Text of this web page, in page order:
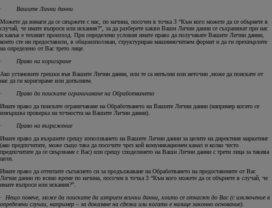
· Вашите Лични данни
Можете да винаги да се свържете с нас, по начина, посочен в точка 3 “Към кого можете да се обърнете в
случай, че имате въпроси или искания?”, за да разберете какви Ваши Лични данни се съхраняват при нас
и какъв е техният произход. При определени условия имате право да получавате Вашите Лични данни,
които сте ни предоставили, в общоизползван, структуриран машинночитаем формат и да ги прехвърлите
на определено от Вас трето лице.
· Право на коригиране
Ако установите грешки във Вашите Лични данни, или те са непълни или неточни ,може да поискате от
нас да ги коригираме или допълним.
· Право да поискате ограничаване на Обработването
Имате право да поискате ограничаване на Обработването на Вашите Лични данни (например когато се
извършва проверка на точността на Вашите Лични данни).
· Право на възражение
Имате право да възразите срещу използването на Вашите Лични данни за целите на директния маркетинг
(ако предпочитате, може също така да посочите чрез кой комуникационен канал и колко често
предпочитате да се свързваме с Вас) или срещу споделянето на Ваши Лични данни с трети лица за такива
цели.
Имате право да оттеглите съгласието си за продължаване на Обработването на предоставените от Вас
Лични данни по всяко време по начина, посочен в точка 3 “Към кого можете да се обърнете в случай, че
имате въпроси или искания?”.
· Нещо повече, може да поискате да изтрием всички данни, които се отнасят до Вас (с изключение в
определени случаи, например – за доказвне на сделка или когато е налице законно основание).